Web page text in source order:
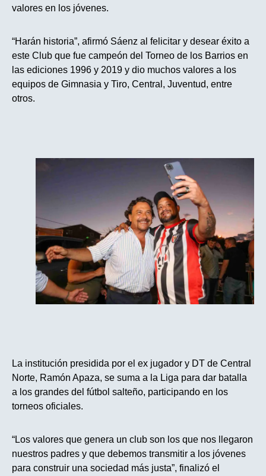
valores en los jóvenes.
“Harán historia”, afirmó Sáenz al felicitar y desear éxito a
este Club que fue campeón del Torneo de los Barrios en
las ediciones 1996 y 2019 y dio muchos valores a los
equipos de Gimnasia y Tiro, Central, Juventud, entre
otros.
La institución presidida por el ex jugador y DT de Central
Norte, Ramón Apaza, se suma a la Liga para dar batalla
a los grandes del fútbol salteño, participando en los
torneos oficiales.
“Los valores que genera un club son los que nos llegaron
nuestros padres y que debemos transmitir a los jóvenes
para construir una sociedad más justa”, finalizó el